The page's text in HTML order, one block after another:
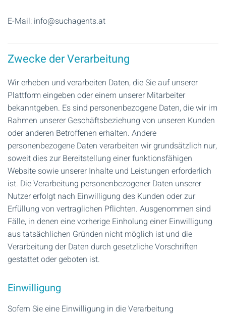
E-Mail: info@suchagents.at
Zwecke der Verarbeitung
Wir erheben und verarbeiten Daten, die Sie auf unserer
Plattform eingeben oder einem unserer Mitarbeiter
bekanntgeben. Es sind personenbezogene Daten, die wir im
Rahmen unserer Geschäftsbeziehung von unseren Kunden
oder anderen Betroffenen erhalten. Andere
personenbezogene Daten verarbeiten wir grundsätzlich nur,
soweit dies zur Bereitstellung einer funktionsfähigen
Website sowie unserer Inhalte und Leistungen erforderlich
ist. Die Verarbeitung personenbezogener Daten unserer
Nutzer erfolgt nach Einwilligung des Kunden oder zur
Erfüllung von vertraglichen Pflichten. Ausgenommen sind
Fälle, in denen eine vorherige Einholung einer Einwilligung
aus tatsächlichen Gründen nicht möglich ist und die
Verarbeitung der Daten durch gesetzliche Vorschriften
gestattet oder geboten ist.
Einwilligung
Sofern Sie eine Einwilligung in die Verarbeitung